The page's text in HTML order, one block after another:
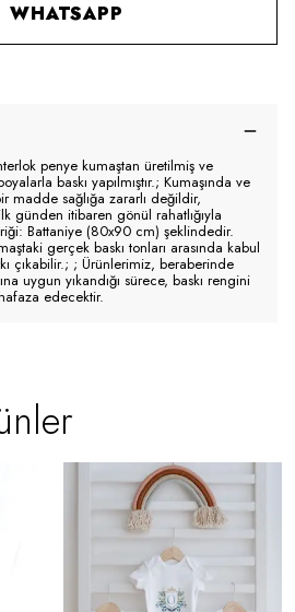
WHATSAPP
penye kumaştan üretilmiş ve
baskı yapılmıştır.; Kumaşında ve
madde sağlığa zararlı değildir,
günden itibaren gönül rahatlığıyla
Battaniye (80x90 cm) şeklindedir.
gerçek baskı tonları arasında kabul
çıkabilir.; ; Ürünlerimiz, beraberinde
uygun yıkandığı sürece, baskı rengini
edecektir.